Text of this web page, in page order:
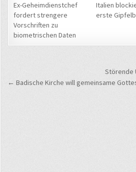
Ex-Geheimdienstchef
fordert strengere
Vorschriften zu
biometrischen Daten
Italien
erste
Beitragsnavigation
Störende
← Badische Kirche will gemeinsame